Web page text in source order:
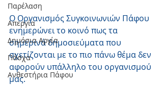
Παρέλαση
Απεργία
Δημόσια Αργία
Πάσχα
Ανθεστήρια Πάφου
Ο Οργανισμός Συγκοινωνιών Πάφου
ενημερώνει το κοινό πως τα
σημερινά δημοσιεύματα που
σχετίζονται με το πιο πάνω θέμα δεν
αφορούν υπάλληλο του οργανισμού
μας.